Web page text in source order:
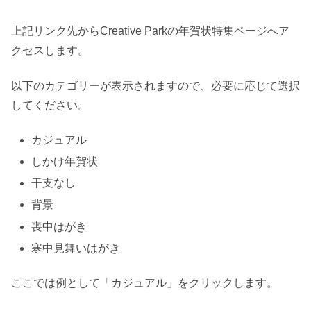
上記リンク先からCreative Parkの年賀状特集ページへア
クセスします。
以下のカテゴリーが表示されますので、必要に応じて選択
してください。
カジュアル
しかけ年賀状
干支なし
背景
喪中はがき
寒中見舞いはがき
ここでは例として「カジュアル」をクリックします。